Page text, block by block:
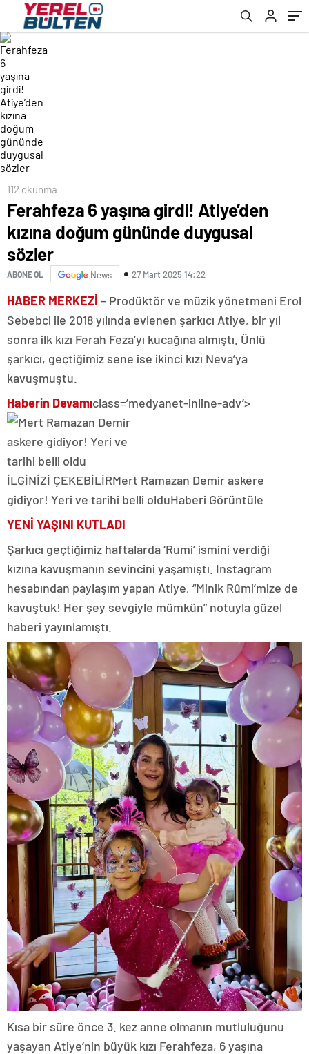
112 okunma
Ferahfeza 6 yaşına girdi! Atiye’den
kızına doğum gününde duygusal
sözler
ABONE OL News 27 Mart 2025 14:22
HABER MERKEZİ – Prodüktör ve müzik yönetmeni Erol
Sebebci ile 2018 yılında evlenen şarkıcı Atiye, bir yıl
sonra ilk kızı Ferah Feza’yı kucağına almıştı. Ünlü
şarkıcı, geçtiğimiz sene ise ikinci kızı Neva’ya
kavuşmuştu.
Haberin Devamıclass=’medyanet-inline-adv’>
İLGİNİZİ ÇEKEBİLİRMert Ramazan Demir askere
gidiyor! Yeri ve tarihi belli olduHaberi Görüntüle
YENİ YAŞINI KUTLADI
Şarkıcı geçtiğimiz haftalarda ‘Rumi’ ismini verdiği
kızına kavuşmanın sevincini yaşamıştı. Instagram
hesabından paylaşım yapan Atiye, “Minik Rûmi’mize de
kavuştuk! Her şey sevgiyle mümkün” notuyla güzel
haberi yayınlamıştı.
Kısa bir süre önce 3. kez anne olmanın mutluluğunu
yaşayan Atiye’nin büyük kızı Ferahfeza, 6 yaşına